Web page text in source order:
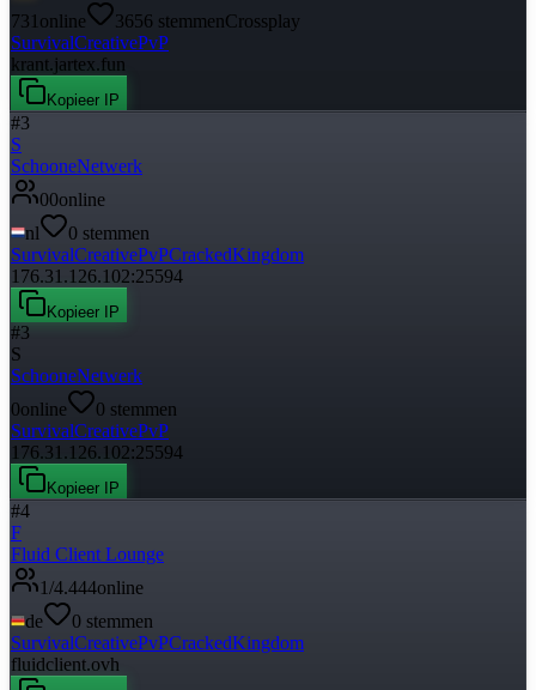
731 online 3656 stemmenCrossplay
SurvivalCreativePvP
krant.jartex.fun
Kopieer IP
#3
S
SchooneNetwerk
00online
nl
0 stemmen
SurvivalCreativePvPCrackedKingdom
176.31.126.102:25594
Kopieer IP
#3
S
SchooneNetwerk
0online 0 stemmen
SurvivalCreativePvP
176.31.126.102:25594
Kopieer IP
#4
F
Fluid Client Lounge
1/4.444online
de
0 stemmen
SurvivalCreativePvPCrackedKingdom
fluidclient.ovh